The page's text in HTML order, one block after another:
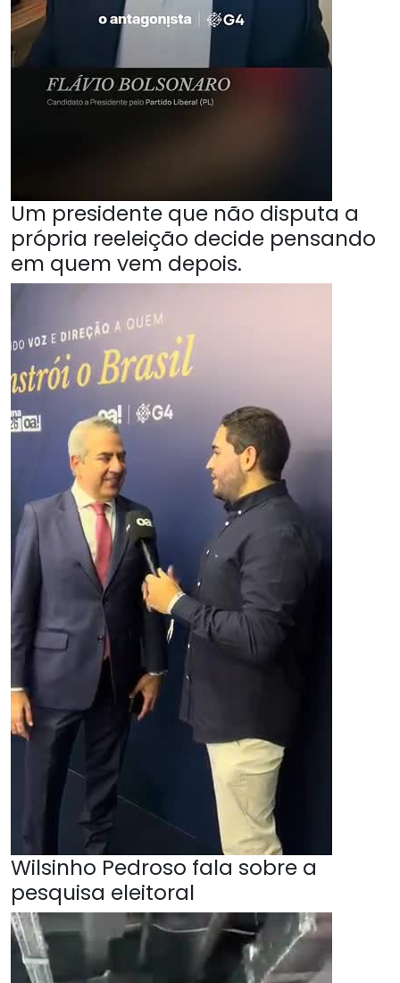
Um presidente que não disputa a
própria reeleição decide pensando
em quem vem depois.
Wilsinho Pedroso fala sobre a
pesquisa eleitoral